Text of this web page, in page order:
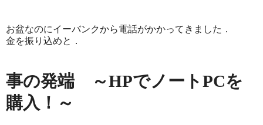
お盆なのにイーバンクから電話がかかってきました．
金を振り込めと．
事の発端 ～HPでノートPCを
購入！～